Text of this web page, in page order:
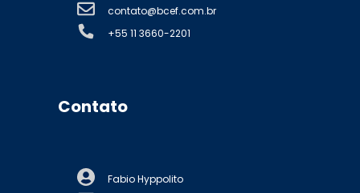
contato@bcef.com.br
+55 11 3660-2201
Contato
Fabio Hyppolito